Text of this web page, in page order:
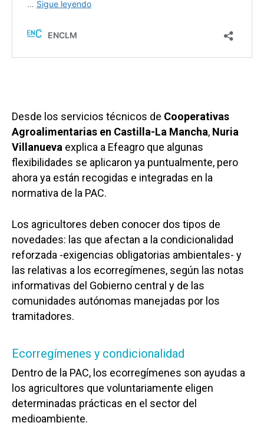
Desde los servicios técnicos de Cooperativas
Agroalimentarias en Castilla-La Mancha, Nuria
Villanueva explica a Efeagro que algunas
flexibilidades se aplicaron ya puntualmente, pero
ahora ya están recogidas e integradas en la
normativa de la PAC.
Los agricultores deben conocer dos tipos de
novedades: las que afectan a la condicionalidad
reforzada -exigencias obligatorias ambientales- y
las relativas a los ecorregímenes, según las notas
informativas del Gobierno central y de las
comunidades autónomas manejadas por los
tramitadores.
Ecorregímenes y condicionalidad
Dentro de la PAC, los ecorregímenes son ayudas a
los agricultores que voluntariamente eligen
determinadas prácticas en el sector del
medioambiente.